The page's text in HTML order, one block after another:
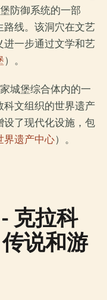
防御系统的一部
路线。该洞穴在文艺
进一步通过文学和艺
）。
城堡综合体内的一
科文组织的世界遗产
设了现代化设施，包
界遗产中心）。
克拉科
说和游